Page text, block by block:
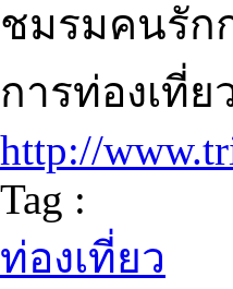
ชมรมคนรัก
การท่องเที่
http://
Tag :
ท่องเที่ยว